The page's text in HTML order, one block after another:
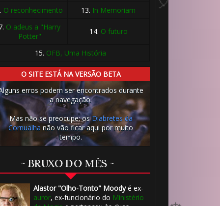
O reconhecimento 13. In Memoriam
O adeus a "Harry
Potter"
14. O futuro
15. OFB, Uma História
O SITE ESTÁ NA VERSÃO BETA
erros podem ser encontrados durante
a navegação.
Mas não se preocupe: osDiabretes da
Cornualha não vão ficar aqui por muito
tempo.
~ BRUXO DO MÊS ~
Alastor "Olho-Tonto" Moodyé ex-
auror, ex-funcionário do Ministério
🎂